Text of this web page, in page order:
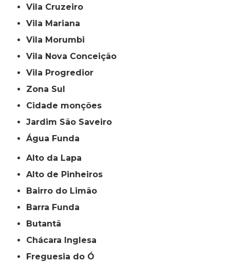
Vila Cruzeiro
Vila Mariana
Vila Morumbi
Vila Nova Conceição
Vila Progredior
Zona Sul
cidade monções
jardim São Saveiro
Água Funda
Alto da Lapa
Alto de Pinheiros
Bairro do Limão
Barra Funda
Butantã
Chácara Inglesa
Freguesia do Ó